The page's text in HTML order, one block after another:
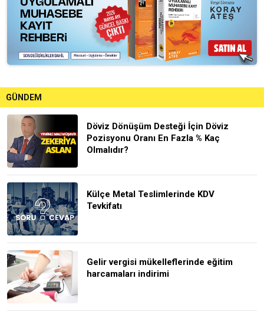
GÜNDEM
Döviz Dönüşüm Desteği İçin Döviz
Pozisyonu Oranı En Fazla % Kaç
Olmalıdır?
Külçe Metal Teslimlerinde KDV
Tevkifatı
Gelir vergisi mükelleflerinde eğitim
harcamaları indirimi